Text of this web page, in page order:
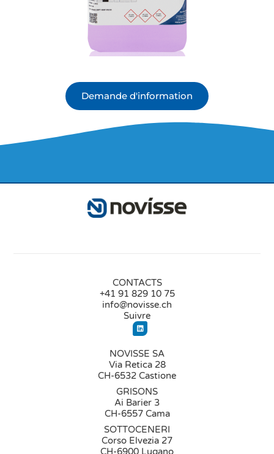
Demande d'information
CONTACTS
+41 91 829 10 75
info@novisse.ch
Suivre
NOVISSE SA
Via Retica 28
CH-6532 Castione
GRISONS
Ai Barier 3
CH-6557 Cama
SOTTOCENERI
Corso Elvezia 27
CH-6900 Lugano